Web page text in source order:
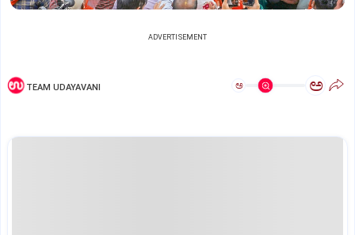
ADVERTISEMENT
TEAM UDAYAVANI ಅ ಅ